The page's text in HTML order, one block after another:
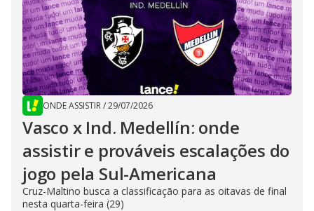
ONDE ASSISTIR/29/07/2026
Vasco x Ind. Medellín: onde
assistir e prováveis escalações do
jogo pela Sul-Americana
Cruz-Maltino busca a classificação para as oitavas de final
nesta quarta-feira (29)